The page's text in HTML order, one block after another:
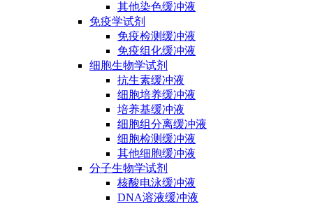
其他染色缓冲液
免疫学试剂
免疫检测缓冲液
免疫组化缓冲液
细胞生物学试剂
抗生素缓冲液
细胞培养缓冲液
培养基缓冲液
细胞组分离缓冲液
细胞检测缓冲液
其他细胞缓冲液
分子生物学试剂
核酸电泳缓冲液
DNA溶液缓冲液